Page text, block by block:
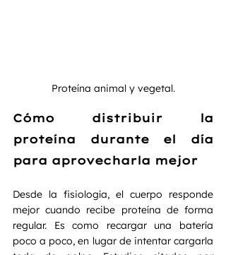
Proteína animal y vegetal.
Cómo distribuir la
proteína durante el día
para aprovecharla mejor
Desde la fisiología, el cuerpo responde
mejor cuando recibe proteína de forma
regular. Es como recargar una batería
poco a poco, en lugar de intentar cargarla